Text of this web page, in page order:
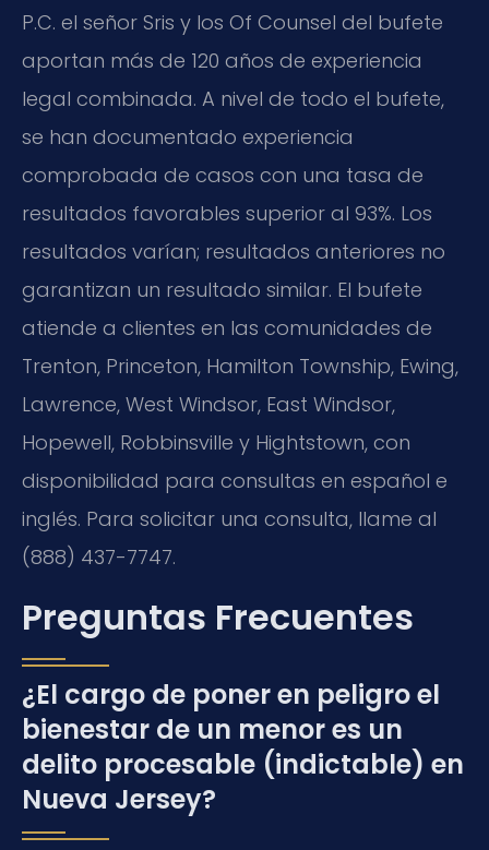
P.C. el señor Sris y los Of Counsel del bufete
aportan más de 120 años de experiencia
legal combinada. A nivel de todo el bufete,
se han documentado experiencia
comprobada de casos con una tasa de
resultados favorables superior al 93%. Los
resultados varían; resultados anteriores no
garantizan un resultado similar. El bufete
atiende a clientes en las comunidades de
Trenton, Princeton, Hamilton Township, Ewing,
Lawrence, West Windsor, East Windsor,
Hopewell, Robbinsville y Hightstown, con
disponibilidad para consultas en español e
inglés. Para solicitar una consulta, llame al
(888) 437-7747.
Preguntas Frecuentes
¿El cargo de poner en peligro el
bienestar de un menor es un
delito procesable (indictable) en
Nueva Jersey?